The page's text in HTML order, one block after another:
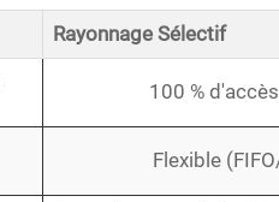
Rayonnage Sélectif
100 %
Flexible